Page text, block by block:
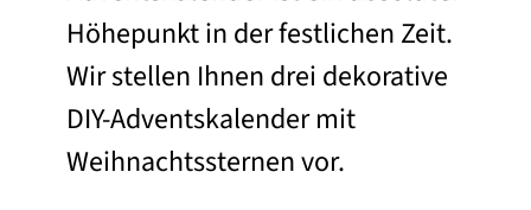
Höhepunkt in der festlichen Zeit.
Wir stellen Ihnen drei dekorative
DIY-Adventskalender mit
Weihnachtssternen vor.